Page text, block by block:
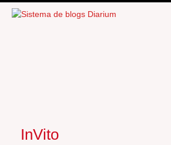
InVito